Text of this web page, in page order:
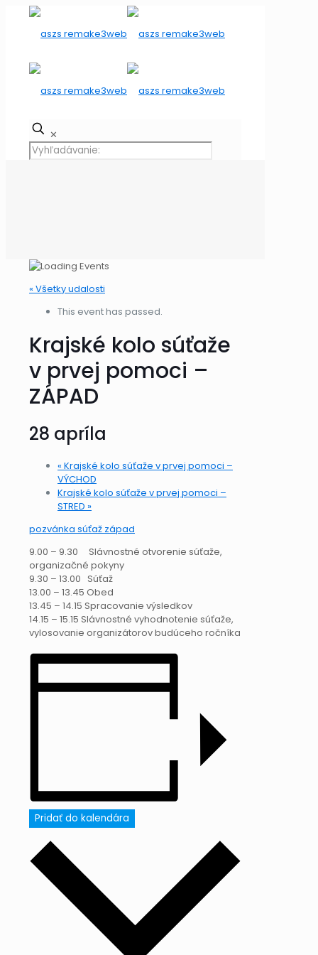
✕
« Všetky udalosti
This event has passed.
Krajské kolo súťaže
v prvej pomoci –
ZÁPAD
28 apríla
« Krajské kolo súťaže v prvej pomoci –
VÝCHOD
Krajské kolo súťaže v prvej pomoci –
STRED »
pozvánka súťaž západ
9.00 – 9.30 Slávnostné otvorenie súťaže,
organizačné pokyny
9.30 – 13.00 Súťaž
13.00 – 13.45 Obed
13.45 – 14.15 Spracovanie výsledkov
14.15 – 15.15 Slávnostné vyhodnotenie súťaže,
vylosovanie organizátorov budúceho ročníka
Pridať do kalendára